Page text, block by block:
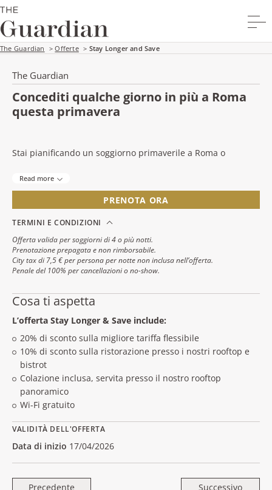
The Guardian >Offerte > Stay Longer and Save
Stay Longer and Save
The Guardian
Concediti qualche giorno in più a Roma
questa primavera
Stai pianificando un soggiorno primaverile a Roma o
Soggiorna 4 o più notti e risparmia il 20% sulla nostra
miglior tariffa.
giardini in fiore e un ritmo più rilassato, il tutto a pochi passi
dalle principali attrazioni della città.
miglior tariffa flessibile con
sulla ristorazionepresso le nostreterrazze e bistrot
*Valido fino al 30 giugno; inserisci“Terrace10”nelle note della
prenotazione per usufruire dello sconto.
Read more
PRENOTA ORA
TERMINI E CONDIZIONI
Offerta valida per soggiorni di 4 o più notti.
Prenotazione prepagata e non rimborsabile.
City tax di 7,5 € per persona per notte non inclusa nell’offerta.
Penale del 100% per cancellazioni o no-show.
Cosa ti aspetta
L’offerta Stay Longer & Save include:
20% di sconto sulla migliore tariffa flessibile
10% di sconto sulla ristorazione presso i nostri rooftop e
bistrot
Colazione inclusa, servita presso il nostro rooftop
panoramico
Wi-Fi gratuito
VALIDITÀ DELL'OFFERTA
Data di inizio 17/04/2026
Precedente Successivo